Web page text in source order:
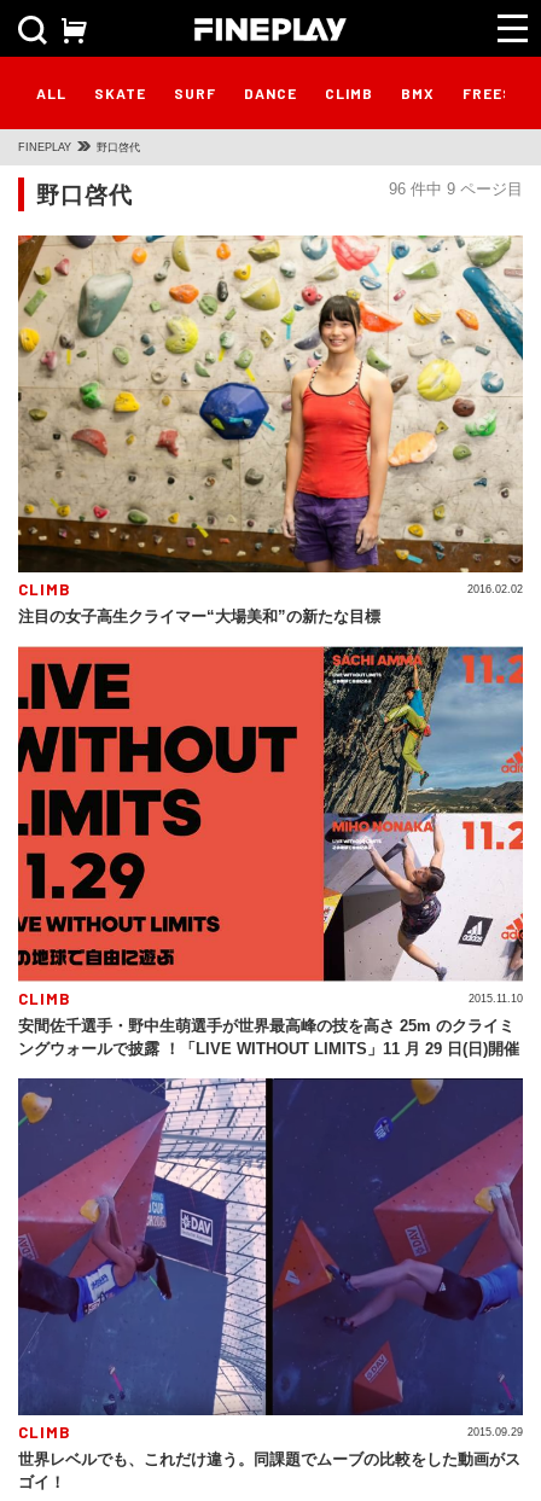
ALL SKATE SURF DANCE CLIMB BMX
FINEPLAY 野口啓代
96 件中 9 ページ目
野口啓代
CLIMB
注目の女子高生クライマー“大場美和”の新たな目標
2016.02.02
CLIMB
安間佐千選手・野中生萌選手が世界最高峰の技を高さ 25m のクライミ
ングウォールで披露 ！「LIVE WITHOUT LIMITS」11 月 29 日(日)開催
2015.11.10
CLIMB
世界レベルでも、これだけ違う。同課題でムーブの比較をした動画がス
ゴイ！
2015.09.29